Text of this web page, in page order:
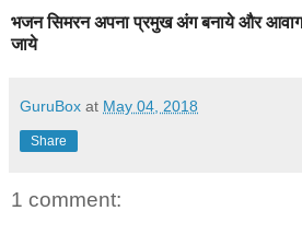
भजन सिमरन अपना प्रमुख अंग बनाये और
जाये
GuruBox at May 04, 2018
Share
1 comment: